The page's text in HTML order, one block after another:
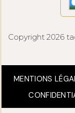
Copyright 2026
MENTIONS